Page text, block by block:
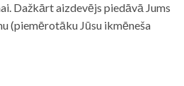
Dažkārt aizdevējs piedāvā Jums
(piemērotāku Jūsu ikmēneša